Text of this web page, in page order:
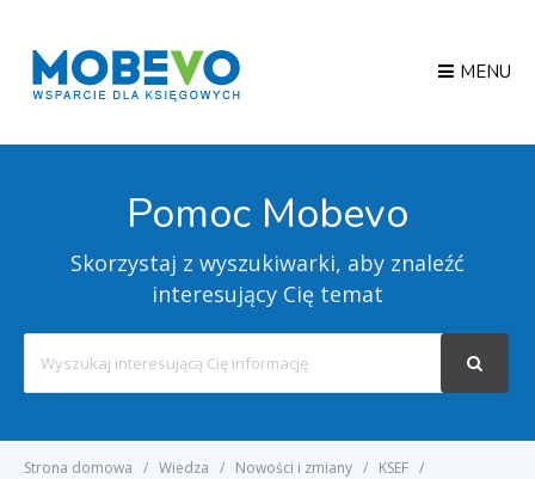
MENU
Pomoc Mobevo
Skorzystaj z wyszukiwarki, aby znaleźć
interesujący Cię temat
For
Strona domowa Wiedza Nowości i zmiany
KSEF